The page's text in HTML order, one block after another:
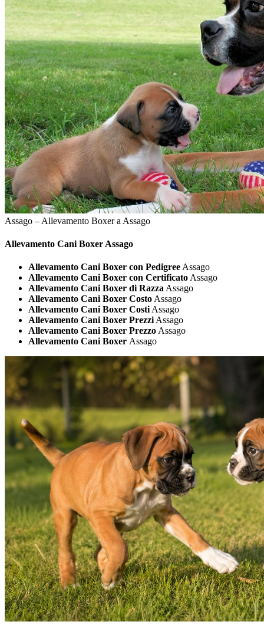
Assago – Allevamento Boxer a Assago
Allevamento Cani Boxer Assago
Allevamento Cani Boxer con Pedigree Assago
Allevamento Cani Boxer con Certificato Assago
Allevamento Cani Boxer di Razza Assago
Allevamento Cani Boxer Costo Assago
Allevamento Cani Boxer Costi Assago
Allevamento Cani Boxer Prezzi Assago
Allevamento Cani Boxer Prezzo Assago
Allevamento Cani Boxer Assago